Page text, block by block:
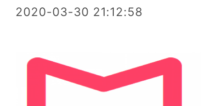
2020-03-30 21:12:58